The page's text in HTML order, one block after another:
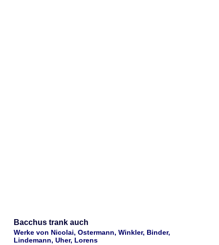
Bacchus trank auch
Werke von Nicolai, Ostermann, Winkler, Binder,
Lindemann, Uher, Lorens